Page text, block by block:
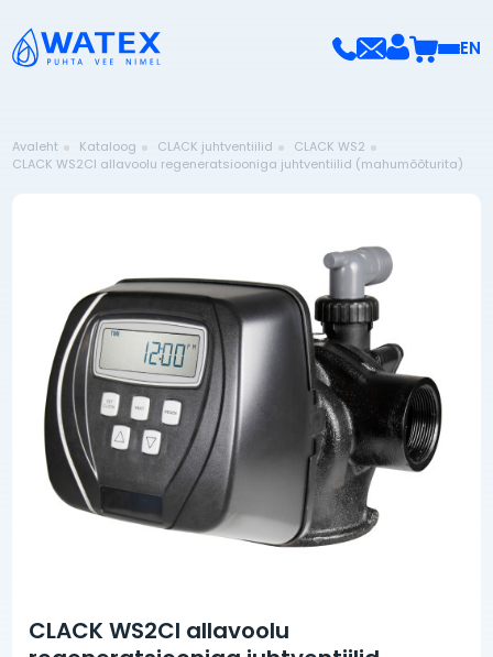
EN
Avaleht Kataloog CLACK juhtventiilid
CLACK WS2
CLACK WS2CI allavoolu regeneratsiooniga juhtventiilid (mahumõõturita)
CLACK WS2CI allavoolu